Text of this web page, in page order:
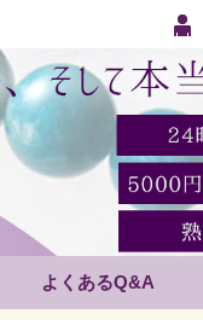
よくあるQ&A